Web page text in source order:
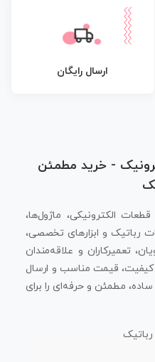
ارسال رایگان
- خرید مطمئن
الکترونیکی، ماژول‌ها،
رباتیک و ابزارهای تخصصی،
تعمیرکاران و علاقه‌مندان
کیفیت، قیمت مناسب و ارسال
مطمئن و حرفه‌ای را برای